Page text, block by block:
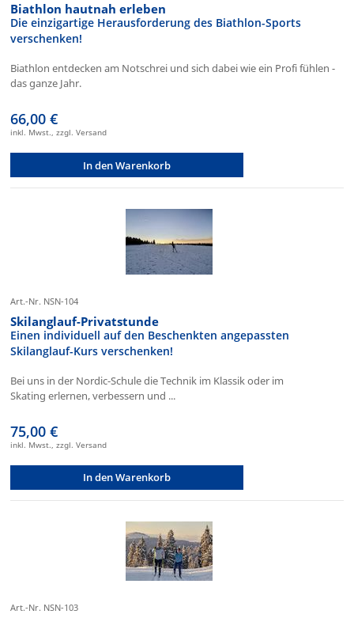
Biathlon hautnah erleben
Die einzigartige Herausforderung des Biathlon-Sports
verschenken!
Biathlon entdecken am Notschrei und sich dabei wie ein Profi fühlen -
das ganze Jahr.
66,00 €
inkl. Mwst., zzgl. Versand
In den Warenkorb
Art.-Nr. NSN-104
Skilanglauf-Privatstunde
Einen individuell auf den Beschenkten angepassten
Skilanglauf-Kurs verschenken!
Bei uns in der Nordic-Schule die Technik im Klassik oder im
Skating erlernen, verbessern und ...
75,00 €
inkl. Mwst., zzgl. Versand
In den Warenkorb
Art.-Nr. NSN-103